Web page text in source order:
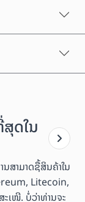
ດໃນ
ສາມາດຊື້ສິນຄ້າໃນ
Litecoin,
ເໜີ. ບໍ່ວ່າທ່ານຈະ